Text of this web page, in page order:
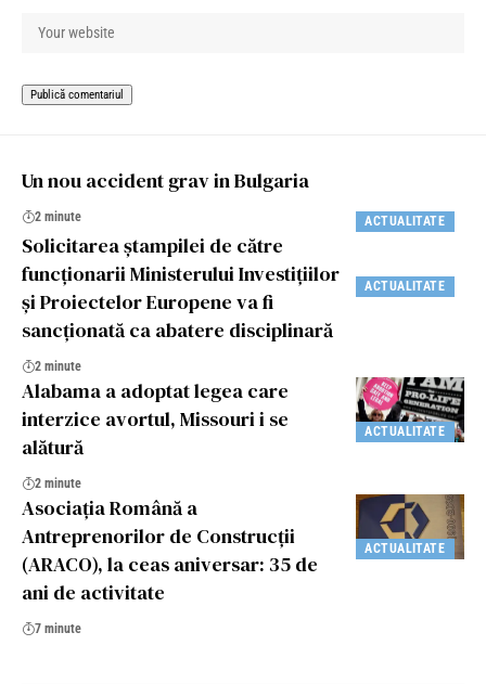
ACTUALITATE
Un nou accident grav in Bulgaria
2 minute
ACTUALITATE
Solicitarea ștampilei de către
funcționarii Ministerului Investițiilor
și Proiectelor Europene va fi
sancționată ca abatere disciplinară
2 minute
ACTUALITATE
Alabama a adoptat legea care
interzice avortul, Missouri i se
alătură
2 minute
ACTUALITATE
Asociația Română a
Antreprenorilor de Construcții
(ARACO), la ceas aniversar: 35 de
ani de activitate
7 minute